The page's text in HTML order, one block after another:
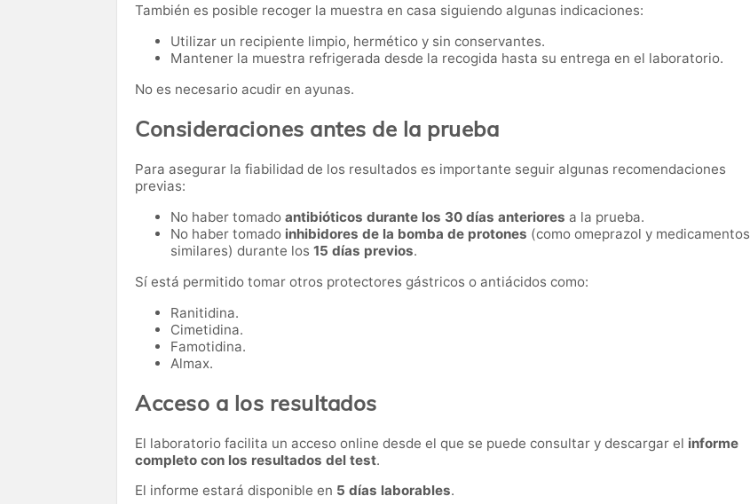
También es posible recoger la muestra en casa siguiendo algunas indicaciones:
Utilizar un recipiente limpio, hermético y sin conservantes.
Mantener la muestra refrigerada desde la recogida hasta su entrega en el laboratorio.
No es necesario acudir en ayunas.
Consideraciones antes de la prueba
Para asegurar la fiabilidad de los resultados es importante seguir algunas recomendaciones
previas:
No haber tomado antibióticos durante los 30 días anteriores a la prueba.
No haber tomado inhibidores de la bomba de protones (como omeprazol y medicamentos
similares) durante los 15 días previos.
Sí está permitido tomar otros protectores gástricos o antiácidos como:
Ranitidina.
Cimetidina.
Famotidina.
Almax.
Acceso a los resultados
El laboratorio facilita un acceso online desde el que se puede consultar y descargar el informe
completo con los resultados del test.
El informe estará disponible en 5 días laborables.